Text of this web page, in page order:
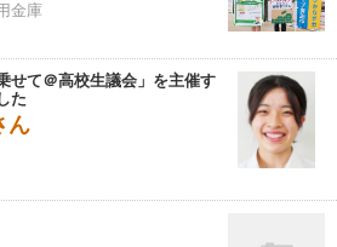
金庫
せて＠高校生議会」を主催す
た
ん